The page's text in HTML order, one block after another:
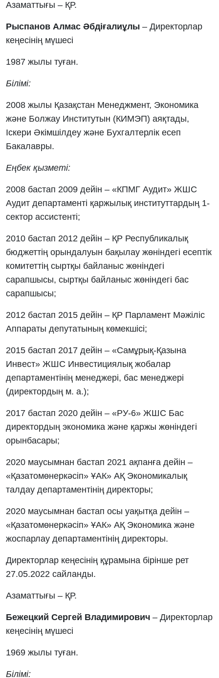
Азаматтығы – ҚР.
Рыспанов Алмас Әбдіғалиұлы – Директорлар
кеңесінің мүшесі
1987 жылы туған.
Білімі:
2008 жылы Қазақстан Менеджмент, Экономика
және Болжау Институтын (КИМЭП) аяқтады,
Іскери Әкімшілдеу және Бухгалтерлік есеп
Бакалавры.
Еңбек қызметі:
2008 бастап 2009 дейін – «КПМГ Аудит» ЖШС
Аудит департаменті қаржылық институттардың 1-
сектор ассистенті;
2010 бастап 2012 дейін – ҚР Республикалық
бюджеттің орындалуын бақылау жөніндегі есептік
комитеттің сыртқы байланыс жөніндегі
сарапшысы, сыртқы байланыс жөніндегі бас
сарапшысы;
2012 бастап 2015 дейін – ҚР Парламент Мәжіліс
Аппараты депутатының көмекшісі;
2015 бастап 2017 дейін – «Самұрық-Қазына
Инвест» ЖШС Инвестициялық жобалар
департаментінің менеджері, бас менеджері
(директордың м. а.);
2017 бастап 2020 дейін – «РУ-6» ЖШС Бас
директордың экономика және қаржы жөніндегі
орынбасары;
2020 маусымнан бастап 2021 ақпанға дейін –
«Қазатомөнеркәсіп» ҰАК» АҚ Экономикалық
талдау департаментінің директоры;
2020 маусымнан бастап осы уақытқа дейін –
«Қазатомөнеркәсіп» ҰАК» АҚ Экономика және
жоспарлау департаментінің директоры.
Директорлар кеңесінің құрамына бірінше рет
27.05.2022 сайланды.
Азаматтығы – ҚР.
Бежецкий Сергей Владимирович – Директорлар
кеңесінің мүшесі
1969 жылы туған.
Білімі: